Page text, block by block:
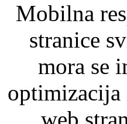
Mobilna
stranice
mora se
optimizacija